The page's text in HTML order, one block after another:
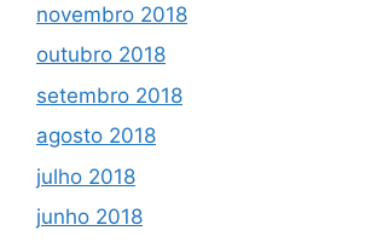
novembro 2018
outubro 2018
setembro 2018
agosto 2018
julho 2018
junho 2018